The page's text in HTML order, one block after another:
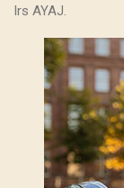
Irs AYAJ.